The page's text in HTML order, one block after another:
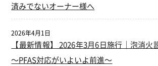
済みでないオーナー様へ
【最新情報】 2026年3月6日施行｜泡消
～PFAS対応がいよいよ前進～
2026年4月1日